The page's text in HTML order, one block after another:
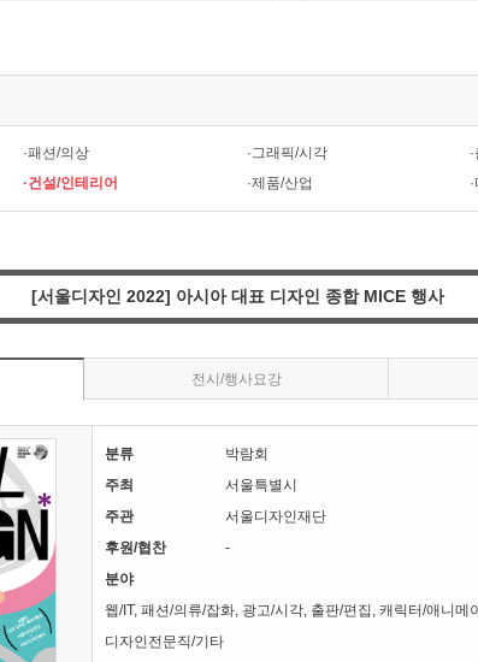
(주)MJ플렉스/디자이잡 '
·패션/의상 ·그래픽/시각
·건설/인테리어 ·제품/산업
[서울디자인 2022] 아시아 대표 디자인 종합 MICE 행사
전시/행사요강
분류
박람회
주최
서울특별시
주관
서울디자인재단
후원/협찬
-
분야
웹/IT, 패션/의류/잡화, 광고/시각, 출판/편집, 캐릭터/애니메
디자인전문직/기타